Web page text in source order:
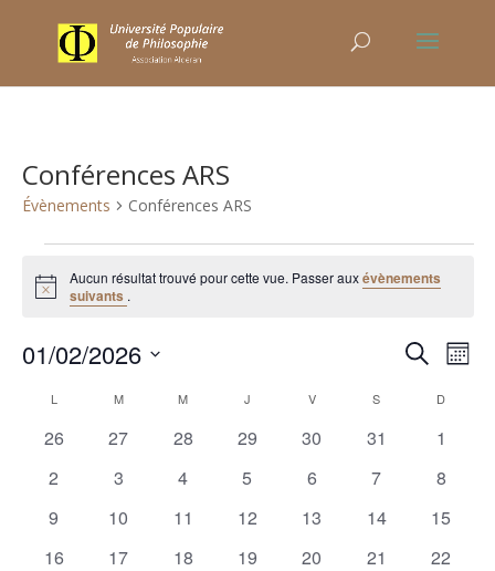
Conférences ARS
Évènements Conférences ARS
Évènements
Notice
Aucun résultat trouvé pour cette vue. Passer auxévènements
suivants .
vues
Recherche
de
Mois
01/02/2026
date.
Calendrier
de
L MMARDI M MERCREDI
J VVENDREDIS D
0
26
0
27
0
28
0
29
0
30
0
31
0
1
0
2
0
3
0
4
0
5
0
6
0
7
0
8
0
9
0
10
0
11
0
12
0
13
0
14
0
15
0
16
0
17
0
18
0
19
0
20
0
21
0
22